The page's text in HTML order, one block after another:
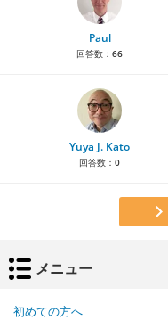
Paul
回答数： 66
Yuya J. Kato
回答数： 0
メニュー
初めての方へ